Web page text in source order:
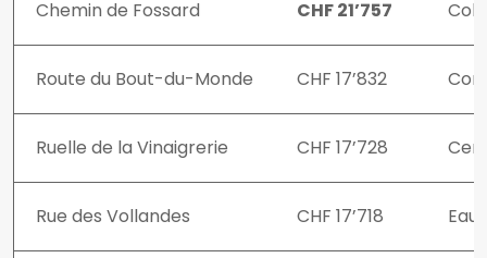
Chemin de Fossard CHF 21’757
Route du Bout-du-Monde CHF 17’832
Ruelle de la Vinaigrerie CHF 17’728
Rue des Vollandes CHF 17’718